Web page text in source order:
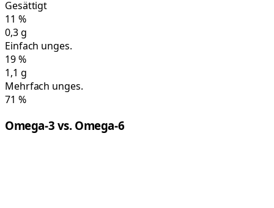
Gesättigt
11 %
0,3g
Einfach unges.
19%
1,1 g
Mehrfach unges.
71 %
Omega-3 vs. Omega-6